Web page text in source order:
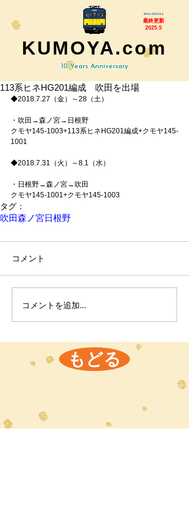
Since 2015.6.1
最終更新
2025.5
KUMOYA.com
10 Years Anniversary
113系ヒネHG201編成 吹田を出場
◆2018.7.27（金）～28（土）
・吹田→森ノ宮→日根野
クモヤ145-1003+113系ヒネHG201編成+クモヤ145-
1001
◆2018.7.31（火）～8.1（水）
・日根野→森ノ宮→吹田
クモヤ145-1001+クモヤ145-1003
タグ：
吹田森ノ宮日根野
コメント
コメントを追加…
もどる